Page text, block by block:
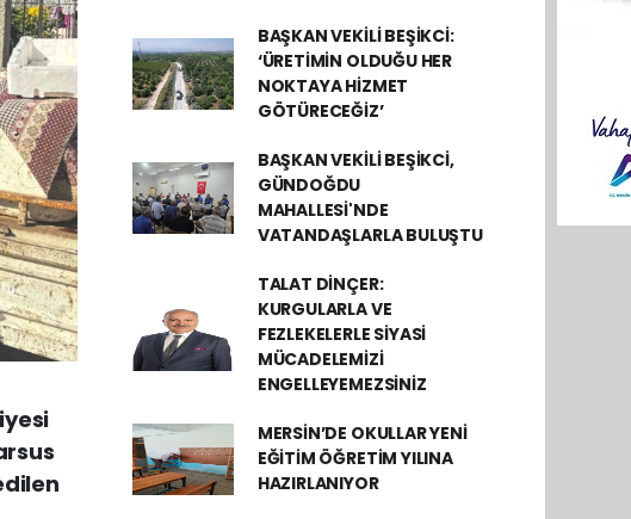
BAŞKAN VEKİLİ BEŞİKCİ:
‘ÜRETİMİN OLDUĞU HER
NOKTAYA HİZMET
GÖTÜRECEĞİZ’
BAŞKAN VEKİLİ BEŞİKCİ,
GÜNDOĞDU
MAHALLESİ'NDE
VATANDAŞLARLA BULUŞTU
TALAT DİNÇER:
KURGULARLA VE
FEZLEKELERLE SİYASİ
MÜCADELEMİZİ
ENGELLEYEMEZSİNİZ
MERSİN’DE OKULLAR YENİ
EĞİTİM ÖĞRETİM YILINA
HAZIRLANIYOR